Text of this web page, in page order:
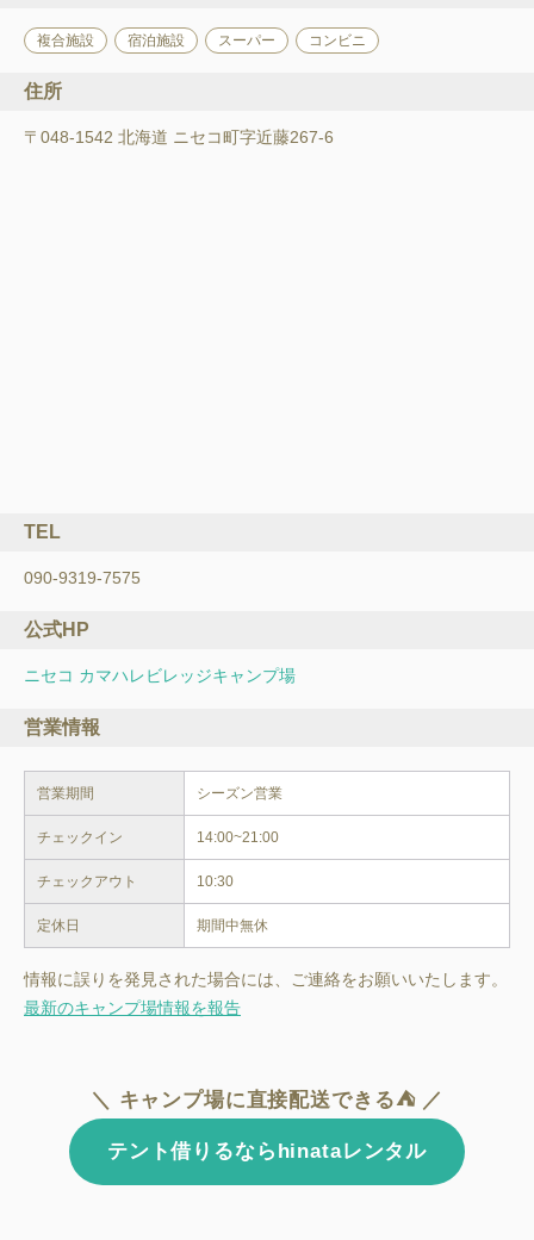
複合施設 宿泊施設 スーパー コンビニ
住所
〒048-1542 北海道 ニセコ町字近藤267-6
TEL
090-9319-7575
公式HP
ニセコ カマハレビレッジキャンプ場
営業情報
営業期間 シーズン営業
チェックイン 14:00~21:00
チェックアウト 10:30
定休日
情報に誤りを発見された場合には、ご連絡をお願いいたします。
最新のキャンプ場情報を報告
＼ キャンプ場に直接配送できる⛺ ／
テント借りるならhinataレンタル